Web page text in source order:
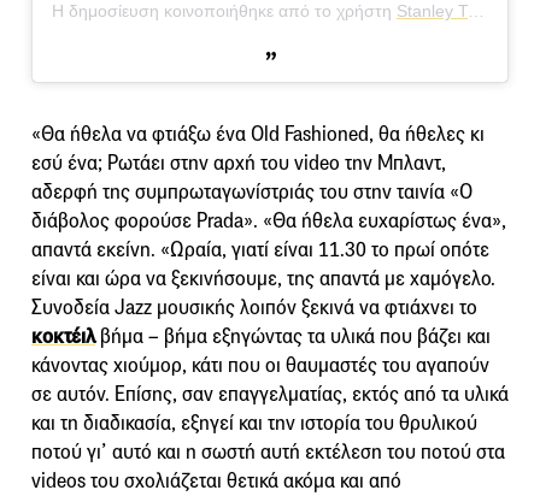
Η δημοσίευση κοινοποιήθηκε από το χρήστη Stanley Tucci
«Θα ήθελα να φτιάξω ένα Old Fashioned, θα ήθελες κι
εσύ ένα; Ρωτάει στην αρχή του video την Μπλαντ,
αδερφή της συμπρωταγωνίστριάς του στην ταινία «Ο
διάβολος φορούσε Prada». «Θα ήθελα ευχαρίστως ένα»,
απαντά εκείνη. «Ωραία, γιατί είναι 11.30 το πρωί οπότε
είναι και ώρα να ξεκινήσουμε, της απαντά με χαμόγελο.
Συνοδεία Jazz μουσικής λοιπόν ξεκινά να φτιάχνει το
κοκτέιλβήμα – βήμα εξηγώντας τα υλικά που βάζει και
κάνοντας χιούμορ, κάτι που οι θαυμαστές του αγαπούν
σε αυτόν. Επίσης, σαν επαγγελματίας, εκτός από τα υλικά
και τη διαδικασία, εξηγεί και την ιστορία του θρυλικού
ποτού γι’ αυτό και η σωστή αυτή εκτέλεση του ποτού στα
videos του σχολιάζεται θετικά ακόμα και από